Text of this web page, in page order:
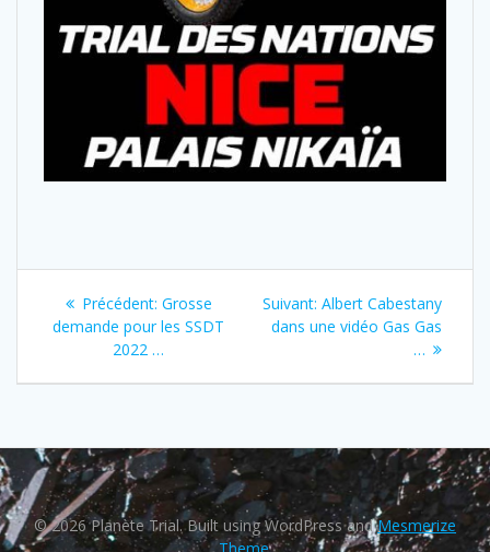
Précédent: Grosse
demande pour les SSDT
2022 …
Suivant: Albert Cabestany
dans une vidéo Gas Gas
…
© 2026 Planète Trial. Built using WordPress andMesmerize